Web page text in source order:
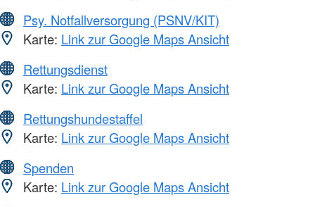
Psy. Notfallversorgung (PSNV/KIT)
Karte: Link zur Google Maps Ansicht
Rettungsdienst
Karte: Link zur Google Maps Ansicht
Rettungshundestaffel
Karte: Link zur Google Maps Ansicht
Spenden
Karte: Link zur Google Maps Ansicht